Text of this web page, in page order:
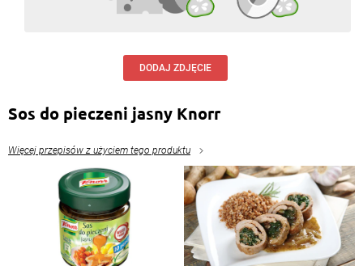
Proszę o przepis
Waldemar Krzyżanowski
pychotka ...;-) ! .
Odpowiedz
Nina Stachowiak , 27.12.2015
:D macie rację dziewczyny, mam to samo ;)
Odpowiedz
DODAJ ZDJĘCIE
Sos do pieczeni jasny Knorr
Więcej przepisów z użyciem tego produktu